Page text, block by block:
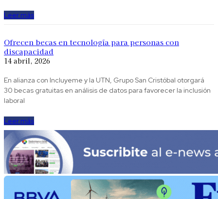
Leer más
Ofrecen becas en tecnología para personas con
discapacidad
14 abril, 2026
En alianza con Incluyeme y la UTN, Grupo San Cristóbal otorgará
30 becas gratuitas en análisis de datos para favorecer la inclusión
laboral
Leer más